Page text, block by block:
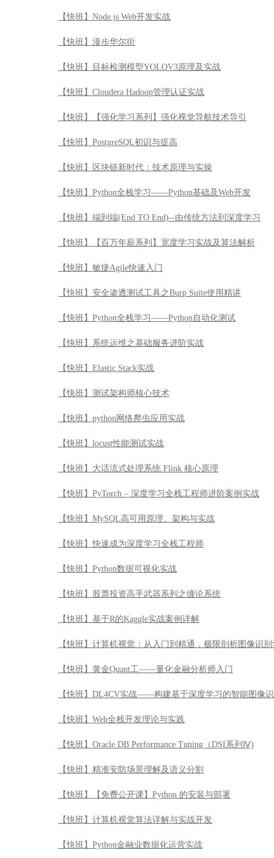
【快班】Node.js Web开发实战
【快班】漫步华尔街
【快班】目标检测模型YOLOV3原理及实战
【快班】Cloudera Hadoop管理认证实战
【快班】【强化学习系列】强化视觉导航技术导引
【快班】PostgreSQL初识与提高
【快班】区块链新时代：技术原理与实操
【快班】Python全栈学习——Python基础及Web开发
【快班】端到端(End TO End)--由传统方法到深度学习
【快班】【百万年薪系列】宽度学习实战及算法解析
【快班】敏捷Agile快速入门
【快班】安全渗透测试工具之Burp Suite使用精讲
【快班】Python全栈学习——Python自动化测试
【快班】系统运维之基础服务进阶实战
【快班】Elastic Stack实战
【快班】测试架构师核心技术
【快班】python网络爬虫应用实战
【快班】locust性能测试实战
【快班】大话流式处理系统 Flink 核心原理
【快班】PyTorch – 深度学习全栈工程师进阶案例实战
【快班】MySQL高可用原理、架构与实战
【快班】快速成为深度学习全栈工程师
【快班】Python数据可视化实战
【快班】股票投资高手武器系列之缠论系统
【快班】基于R的Kaggle实战案例详解
【快班】计算机视觉：从入门到精通，极限剖析图像识
【快班】黄金Quant工——量化金融分析师入门
【快班】DL4CV实战——构建基于深度学习的智能图像
【快班】Web全栈开发理论与实践
【快班】Oracle DB Performance Tuning（DSI系列Ⅳ)
【快班】精准安防场景理解及语义分割
【快班】【免费公开课】Python 的安装与部署
【快班】计算机视觉算法详解与实战开发
【快班】Python金融业数据化运营实战